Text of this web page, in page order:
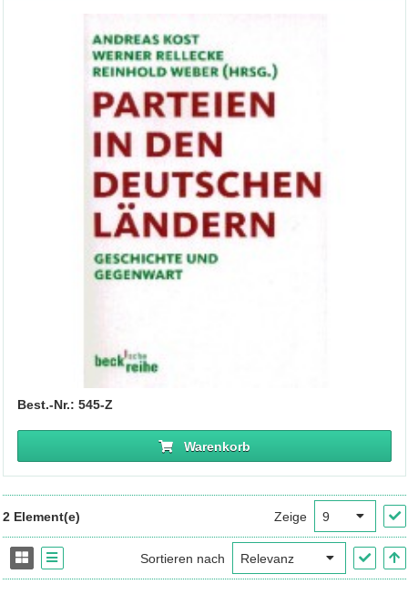
Best.-Nr.: 545-Z
Warenkorb
2 Element(e) Zeige
Sortieren nach